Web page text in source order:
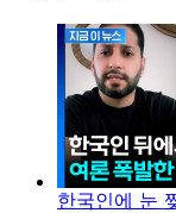
한국인에 눈